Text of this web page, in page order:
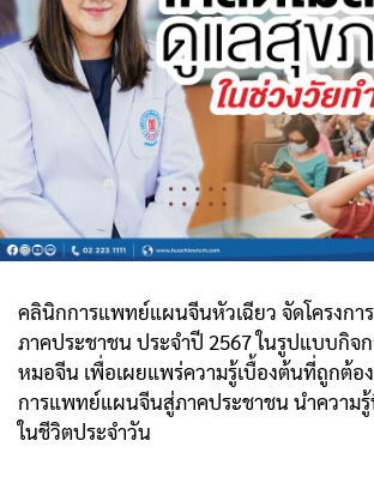
คลินิกการแพทย์แผนจีนหัวเฉียว จัดโครงกา
ภาคประชาชน ประจำปี 2567 ในรูปแบบกิจ
หมอจีน เพื่อเผยแพร่ความรู้เบื้องต้นที่ถูกต้อ
การแพทย์แผนจีนสู่ภาคประชาชน นำความรู้
ในชีวิตประจำวัน